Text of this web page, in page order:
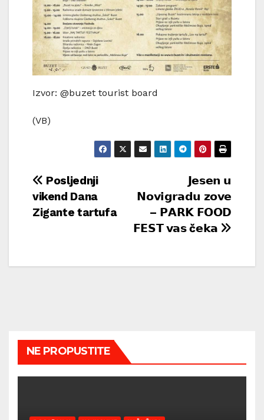
Izvor: @buzet tourist board
(VB)
Navigacija
objava
𝗝𝗲𝘀𝗲𝗻 𝘂
𝗡𝗼𝘃𝗶𝗴𝗿𝗮𝗱𝘂 𝘇𝗼𝘃𝗲
– 𝗣𝗔𝗥𝗞 𝗙𝗢𝗢𝗗
𝗙𝗘𝗦𝗧 𝘃𝗮𝘀 č𝗲𝗸𝗮
Posljednji
vikend Dana
Zigante tartufa
NE PROPUSTITE